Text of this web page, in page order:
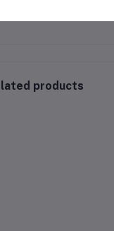
products